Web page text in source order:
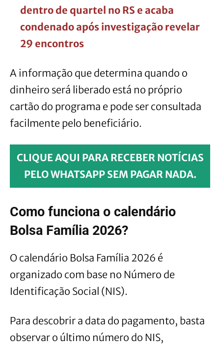
dentro de quartel no RS e acaba
condenado após investigação revelar
29 encontros
A informação que determina quando o
dinheiro será liberado está no próprio
cartão do programa e pode ser consultada
facilmente pelo beneficiário.
CLIQUE AQUI PARA RECEBER NOTÍCIAS
PELO WHATSAPP SEM PAGAR NADA.
Como funciona o calendário
Bolsa Família 2026?
O calendário Bolsa Família 2026 é
organizado com base no Número de
Identificação Social (NIS).
Para descobrir a data do pagamento, basta
observar o último número do NIS,